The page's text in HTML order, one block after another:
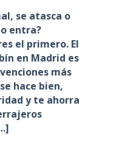
se atasca o
entra?
el primero. El
en Madrid es
más
hace bien,
y te ahorra